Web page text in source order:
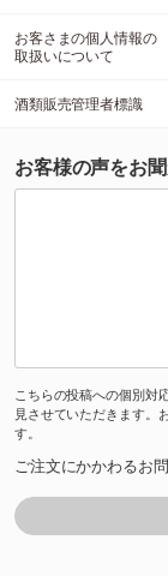
お客さまの個人情報の
取扱いについて
酒類販売管理者標識
お客様の声をお
こちらの投稿への個別対
見させていただきます。
す。
ご注文にかかわるお